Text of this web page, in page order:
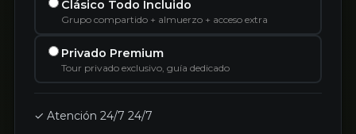
Clásico Todo Incluido
Grupo compartido + almuerzo + acceso extra
Privado Premium
Tour privado exclusivo, guía dedicado
✓ Atención 24/7 24/7